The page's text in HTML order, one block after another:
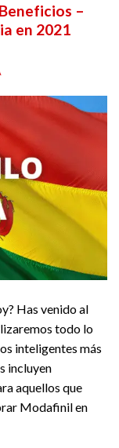
–
en 2021
Has venido al
todo lo
inteligentes más
incluyen
aquellos que
Modafinil en